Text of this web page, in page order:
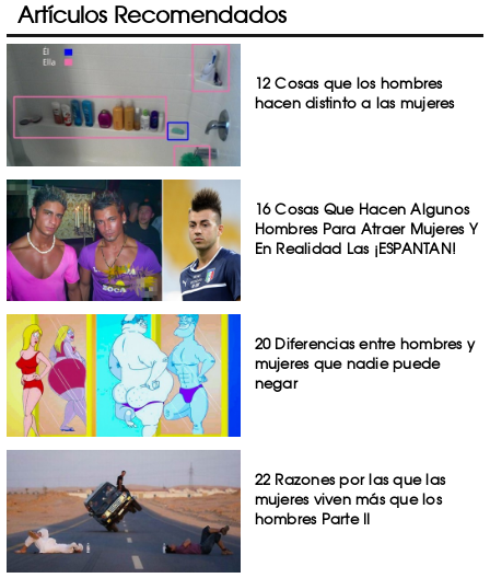
Artículos Recomendados
12 Cosas que los hombres
hacen distinto a las mujeres
16 Cosas Que Hacen Algunos
Hombres Para Atraer Mujeres Y
En Realidad Las ¡ESPANTAN!
20 Diferencias entre hombres y
mujeres que nadie puede
negar
22 Razones por las que las
mujeres viven más que los
hombres Parte II